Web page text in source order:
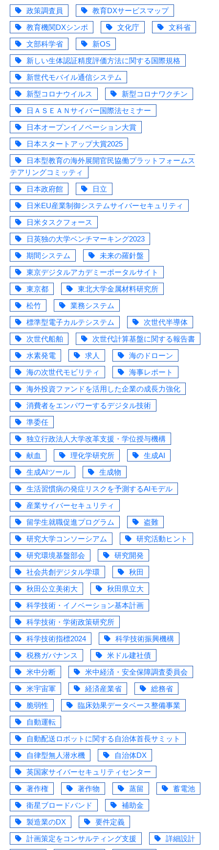
政策調査員
教育DXサービスマップ
教育機関DXシンポ
文化庁
文科省
文部科学省
新OS
新しい生体認証精度評価方法に関する国際規格
新世代モバイル通信システム
新型コロナウイルス
新型コロナワクチン
日ＡＳＥＡＮサイバー国際法セミナー
日本オープンイノベーション大賞
日本スタートアップ大賞2025
日本型教育の海外展開官民協働プラットフォームス
テアリングコミッティ
日本政府館
日立
日米EU産業制御システムサイバーセキュリティ
日米タスクフォース
日英独の大学ベンチマーキング2023
期間システム
未来の羅針盤
東京デジタルアカデミーポータルサイト
東京都
東北大学金属材料研究所
松竹
業務システム
標準型電子カルテシステム
次世代半導体
次世代船舶
次世代計算基盤に関する報告書
水素発電
求人
海のドローン
海の次世代モビリティ
海事レポート
海外投資ファンドを活用した企業の成長力強化
消費者をエンパワーするデジタル技術
準委任
独立行政法人大学改革支援・学位授与機構
献血
理化学研究所
生成AI
生成AIツール
生成物
生活習慣病の発症リスクを予測するAIモデル
産業サイバーセキュリティ
留学生就職促進プログラム
盗難
研究大学コンソーシアム
研究活動ヒント
研究環境基盤部会
研究開発
社会共創デジタル学環
秋田
秋田公立美術大
秋田県立大
科学技術・イノベーション基本計画
科学技術・学術政策研究所
科学技術指標2024
科学技術振興機構
税務ガバナンス
米ドル建社債
米中分断
米中経済・安全保障調査委員会
米宇宙軍
経済産業省
総務省
脆弱性
臨床効果データベース整備事業
自動運転
自動配送ロボットに関する自治体首長サミット
自律型無人潜水機
自治体DX
英国家サイバーセキュリティセンター
著作権
著作物 蒸留
蓄電池
衛星ブロードバンド
補助金
製造業のDX
要件定義
計画策定をコンサルティング支援
詳細設計